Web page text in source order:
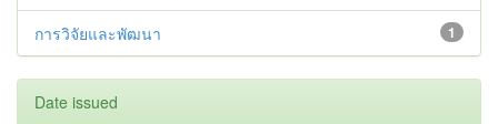
1
การวิจัยและพัฒนา
Date issued